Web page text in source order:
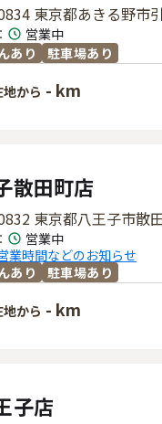
東京都あきる野市
： 営業中
あり
駐車場あり
から - km
散田町店
東京都八王子市散
： 営業中
業時間などのお知らせ
あり
駐車場あり
から - km
子店